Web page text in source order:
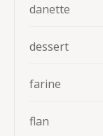
danette
dessert
farine
flan